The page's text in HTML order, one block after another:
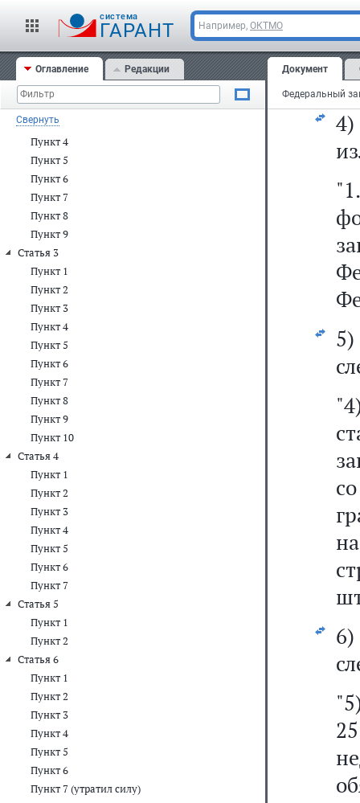
cистема
ГАРАНТ Например, ОКТМО
Оглавление Редакции
Свернуть
Пункт 2
Пункт 3
Статья 2
Пункт 1
Пункт 2
Пункт 3
Пункт 4
Пункт 5
Пункт 6
Пункт 7
Пункт 8
Пункт 9
Статья 3
Пункт 1
Пункт 2
Пункт 3
Пункт 4
Пункт 5
Пункт 6
Пункт 7
Пункт 8
Пункт 9
Пункт 10
Статья 4
Пункт 1
Пункт 2
Пункт 3
Пункт 4
Пункт 5
Пункт 6
Пункт 7
Статья 5
Пункт 1
Пункт 2
Статья 6
Пункт 1
Пункт 2
Пункт 3
Пункт 4
Пункт 5
Пункт 6
Пункт 7 (утратил силу)
Документ